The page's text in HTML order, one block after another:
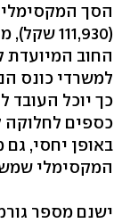
הסך
החוב המיועדת
למשרדי כונס
כך יוכל העובד
כספים לחלוקה
באופן יחסי,
המקסימלי
ישנם מספר